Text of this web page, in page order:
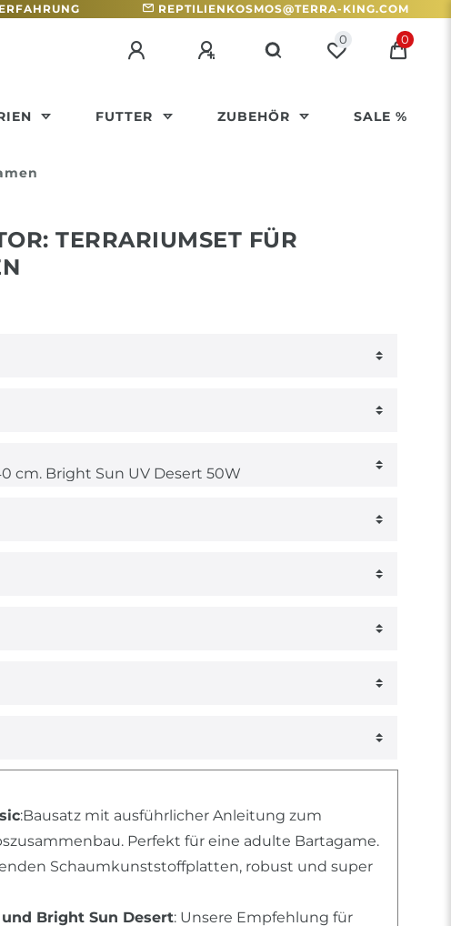
REPTILIENKOSMOS@TERRA-KING.COM
0 0
FUTTER ZUBEHÖR SALE %
TERRARIUMSET FÜR
:Bausatz mit ausführlicher Anleitung zum
Perfekt für eine adulte Bartagame.
Schaumkunststoffplatten, robust und super
Bright Sun Desert: Unsere Empfehlung für